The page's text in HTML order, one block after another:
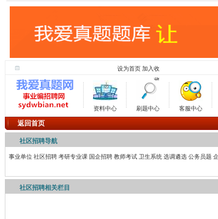
设为首页 加入收
藏
资料中心 刷题中心 客服中心
返回首页
社区招聘导航
事业单位 社区招聘 考研专业课 国企招聘 教师考试 卫生系统 选调遴选 公务员题
社区招聘相关栏目